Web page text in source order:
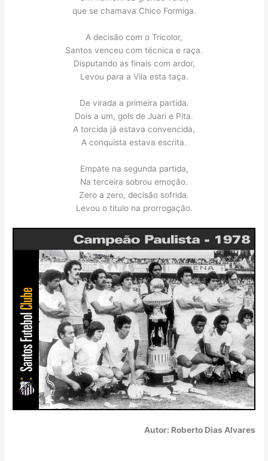
que se chamava Chico Formiga.
A decisão com o Tricolor,
Santos venceu com técnica e raça.
Disputando as finais com ardor,
Levou para a Vila esta taça.
De virada a primeira partida.
Dois a um, gols de Juari e Pita.
A torcida já estava convencida,
A conquista estava escrita.
Empate na segunda partida,
Na terceira sobrou emoção.
Zero a zero, decisão sofrida.
Levou o titulo na prorrogação.
Autor: Roberto Dias Alvares